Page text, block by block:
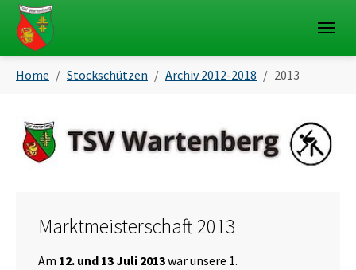
Skip to main navigation
Skip to main content
Skip to page footer
Home Stockschützen Archiv 2012-2018 2013
Marktmeisterschaft 2013
Am 12. und 13 Juli 2013war unsere 1.